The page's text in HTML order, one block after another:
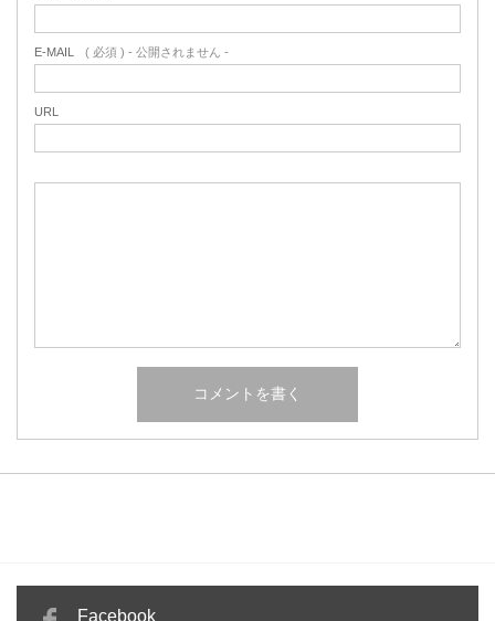
E-MAIL ( 必須 ) - 公開されません -
URL
Facebook